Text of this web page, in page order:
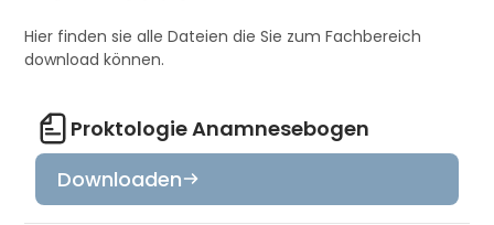
Hier finden sie alle Dateien die Sie zum Fachbereich
download können.
Proktologie Anamnesebogen
Downloaden